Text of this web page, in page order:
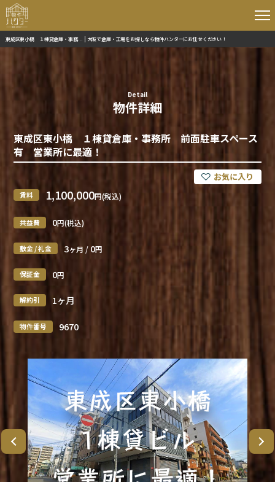
東成区東小橋 １棟貸倉庫・事務... | 大阪で倉庫・工場をお探しなら物件ハンターにお任せください！
Detail
物件詳細
東成区東小橋 １棟貸倉庫・事務所 前面駐車スペース
有 営業所に最適！
賃料 1,100,000円(税込)
共益費 0円(税込)
敷金 / 礼金 3ヶ月 / 0円
保証金 0円
解約引 1ヶ月
物件番号 9670